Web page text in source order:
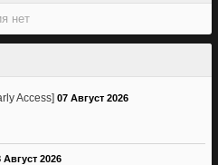
нет
Access] 07 Август 2026
Август 2026